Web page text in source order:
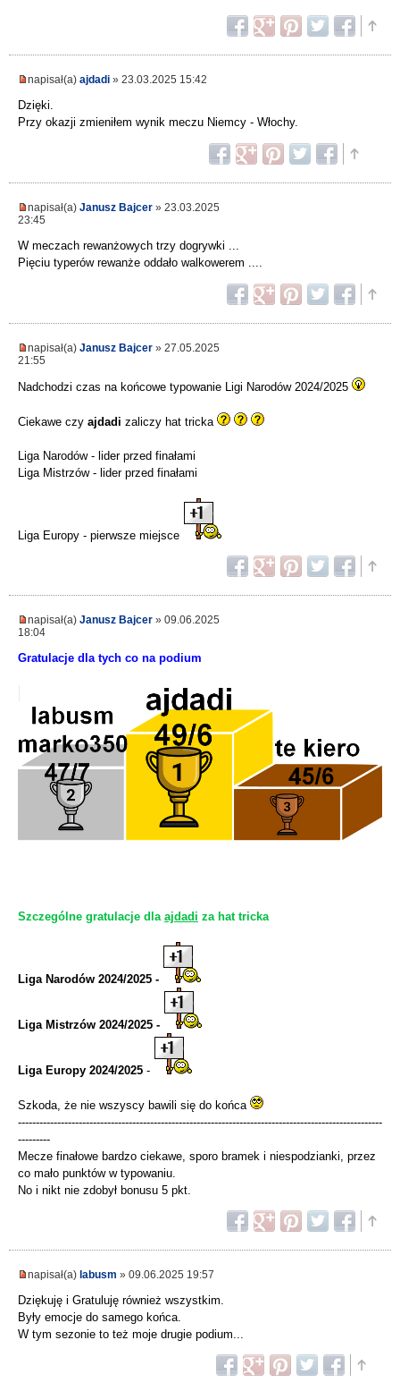
napisał(a) ajdadi » 23.03.2025 15:42
Dzięki.
Przy okazji zmieniłem wynik meczu Niemcy - Włochy.
napisał(a) Janusz Bajcer » 23.03.2025
23:45
W meczach rewanżowych trzy dogrywki ...
Pięciu typerów rewanże oddało walkowerem ....
napisał(a) Janusz Bajcer » 27.05.2025
21:55
Nadchodzi czas na końcowe typowanie Ligi Narodów 2024/2025
Ciekawe czy ajdadi zaliczy hat tricka
Liga Narodów - lider przed finałami
Liga Mistrzów - lider przed finałami
Liga Europy - pierwsze miejsce
napisał(a) Janusz Bajcer » 09.06.2025
18:04
Gratulacje dla tych co na podium
Szczególne gratulacje dla ajdadi za hat tricka
Liga Narodów 2024/2025 -
Liga Mistrzów 2024/2025 -
Liga Europy 2024/2025 -
Szkoda, że nie wszyscy bawili się do końca
------------------------------------------------------------------------------------------------------
---------
Mecze finałowe bardzo ciekawe, sporo bramek i niespodzianki, przez
co mało punktów w typowaniu.
No i nikt nie zdobył bonusu 5 pkt.
napisał(a) labusm » 09.06.2025 19:57
Dziękuję i Gratuluję również wszystkim.
Były emocje do samego końca.
W tym sezonie to też moje drugie podium...